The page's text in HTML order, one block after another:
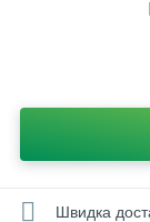
Швидка